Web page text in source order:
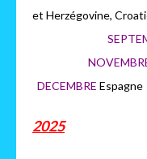
et
DECEMBRE Espagne
2025